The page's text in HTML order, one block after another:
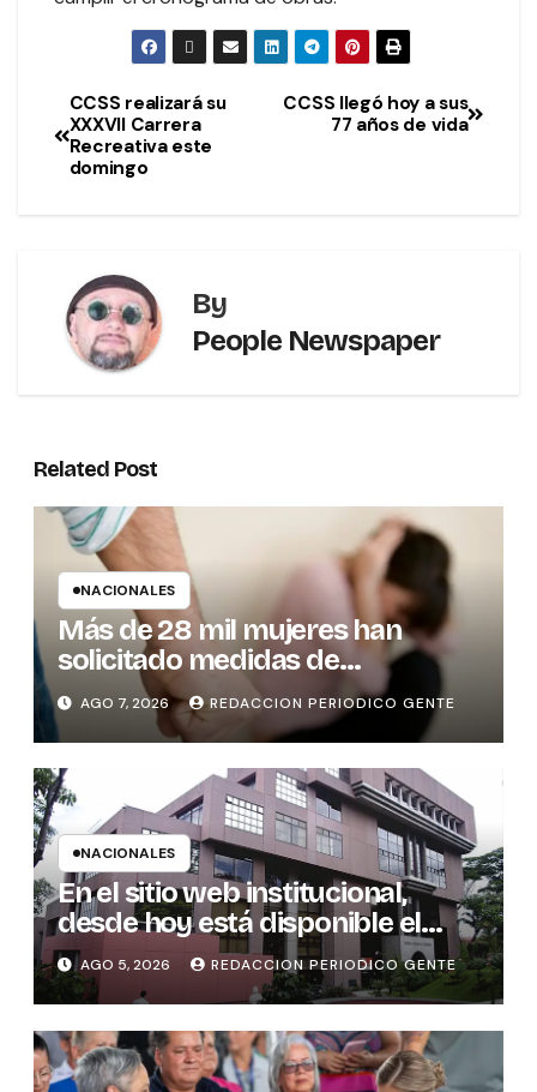
CCSS llegó hoy a sus
77 años de vida
CCSS realizará su
XXXVII Carrera
Recreativa este
domingo
By
People Newspaper
Related Post
NACIONALES
Más de 28 mil mujeres han
solicitado medidas de
protección
AGO 7, 2026 REDACCION PERIODICO GENTE
NACIONALES
En el sitio web institucional,
desde hoy está disponible el
sistema “Matrimonio en Línea”
para los notarios del país
AGO 5, 2026 REDACCION PERIODICO GENTE